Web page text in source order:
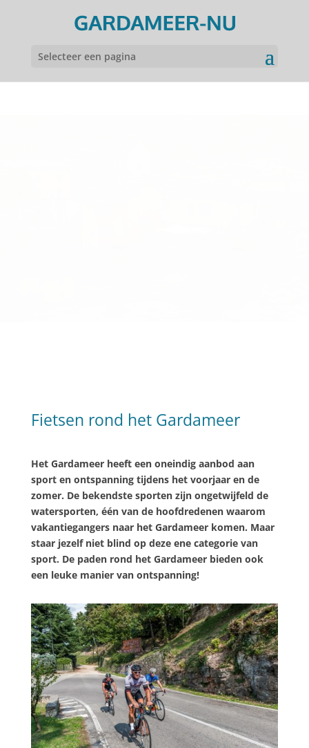
Selecteer een pagina
Fietsen rond het Gardameer
Het Gardameer heeft een oneindig aanbod aan
sport en ontspanning tijdens het voorjaar en de
zomer. De bekendste sporten zijn ongetwijfeld de
watersporten, één van de hoofdredenen waarom
vakantiegangers naar het Gardameer komen. Maar
staar jezelf niet blind op deze ene categorie van
sport. De paden rond het Gardameer bieden ook
een leuke manier van ontspanning!